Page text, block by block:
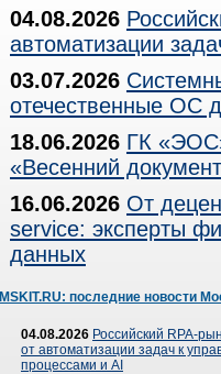
04.08.2026
автоматизации
03.07.2026
отечественные ОС
18.06.2026 ГК
«Весенний
16.06.2026 От
service: эксперты
данных
MSKIT.RU: последние новости
04.08.2026 Российский RPA-
от автоматизации задач к
процессами и AI